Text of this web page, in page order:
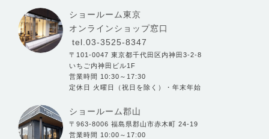
ショールーム東京
オンラインショップ窓口
tel.03-3525-8347
〒101-0047 東京都千代田区内神田3-2-8
いちご内神田ビル1F
営業時間 10:30～17:30
定休日 火曜日（祝日を除く）・年末年始
ショールーム郡山
〒963-8006 福島県郡山市赤木町 24-19
営業時間 10:00～17:00